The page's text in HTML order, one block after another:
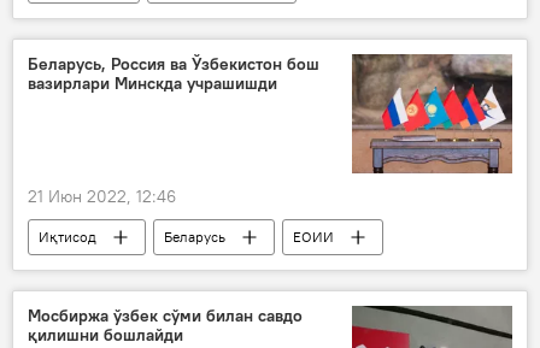
Озарбайжон
Абдулла Арипов
Беларусь, Россия ва Ўзбекистон бош
вазирлари Минскда учрашишди
21 Июн 2022, 12:46
Иқтисод Беларусь ЕОИИ
Мосбиржа ўзбек сўми билан савдо
қилишни бошлайди